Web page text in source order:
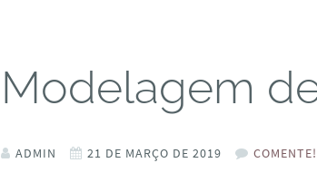
Modelagem
ADMIN 21 DE MARÇO DE 2019 COMENTE!